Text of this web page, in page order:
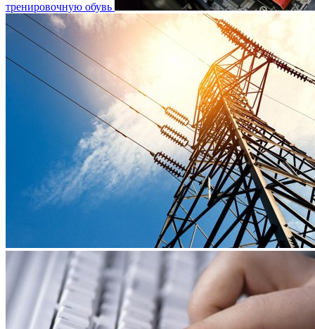
тренировочную обувь